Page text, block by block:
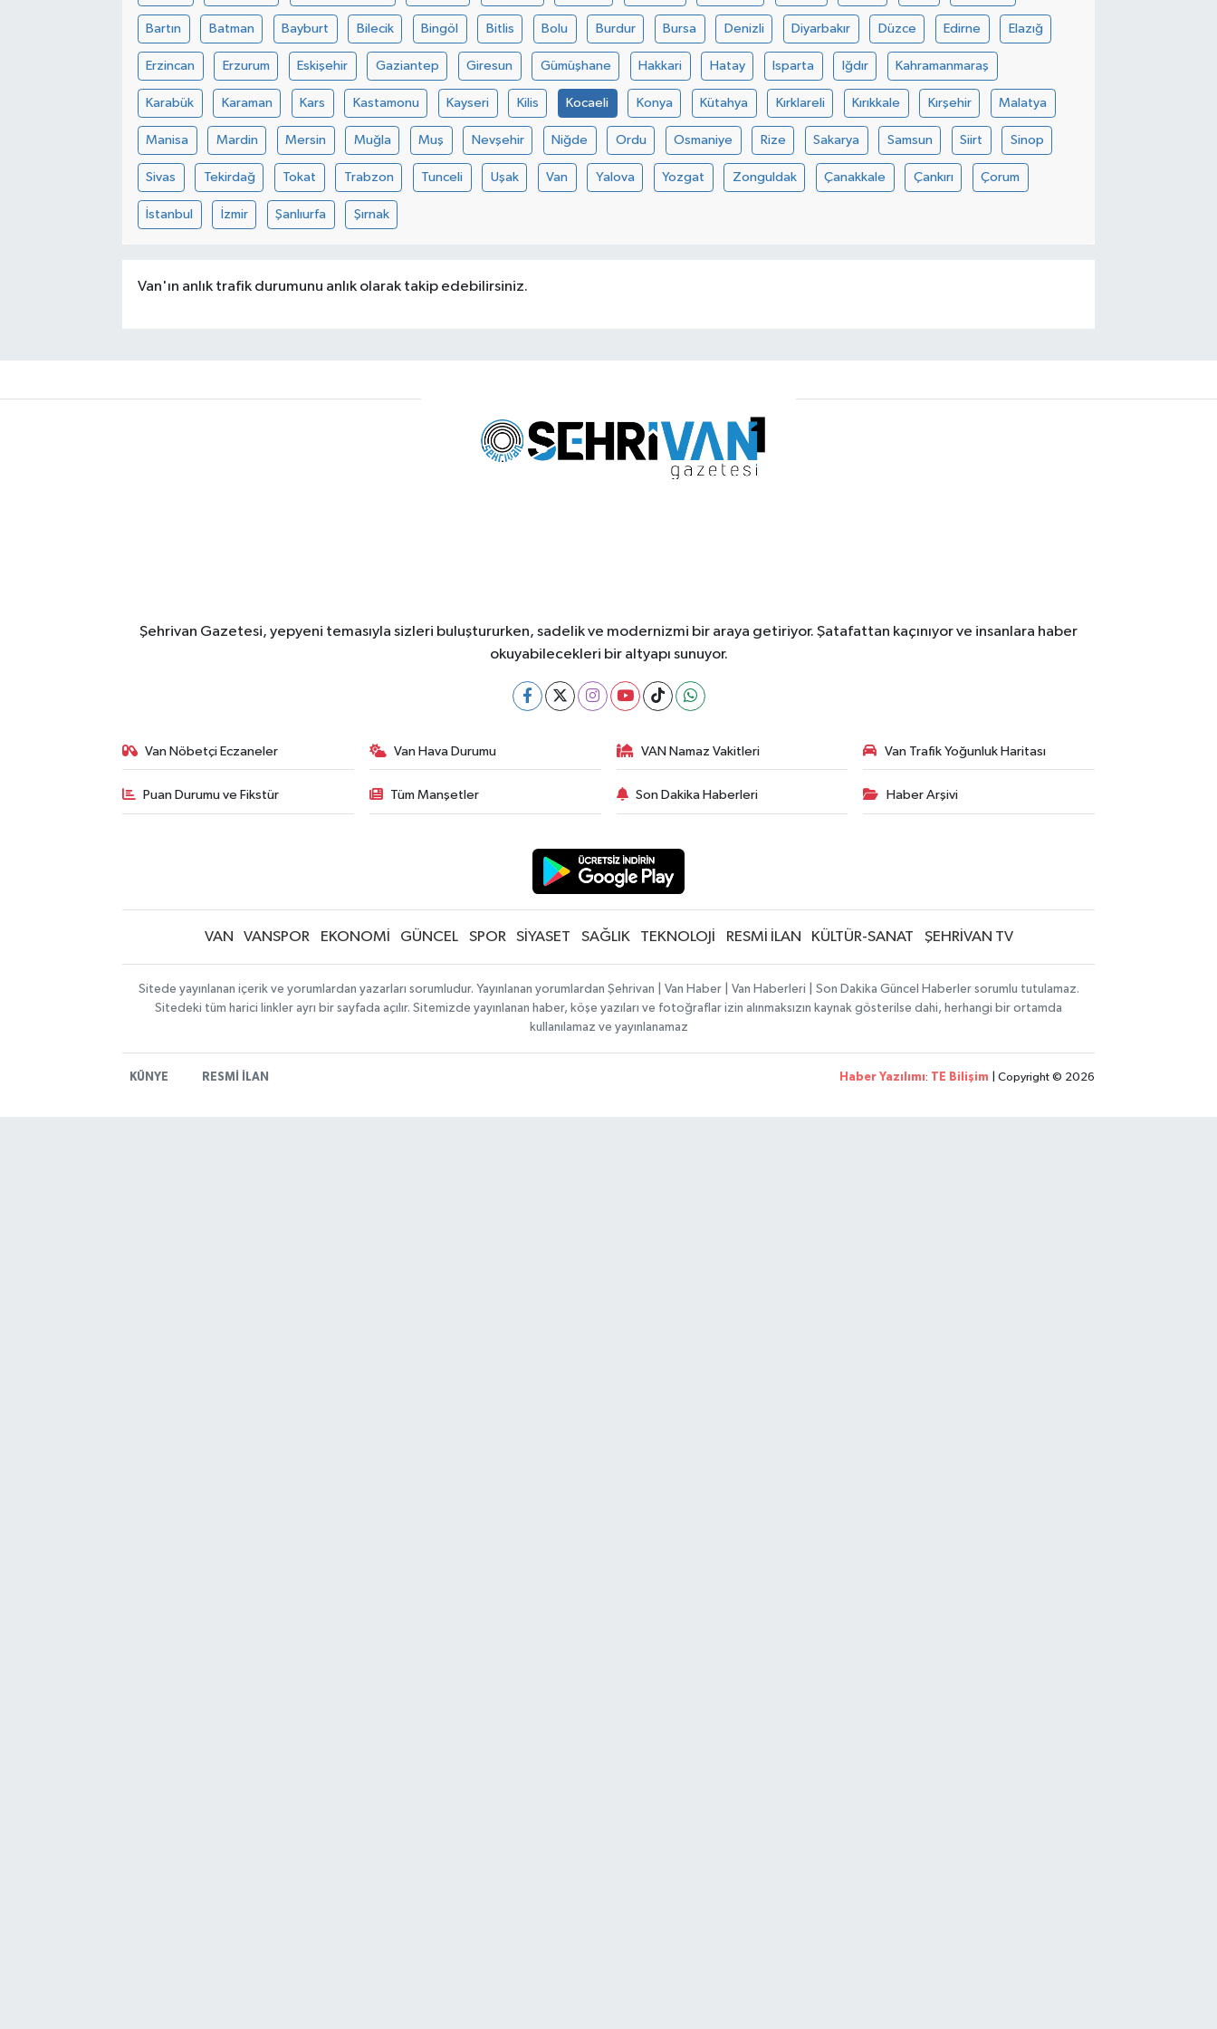
Bartın Batman Bayburt Bilecik Bingöl Bitlis Bolu Burdur Bursa Denizli Diyarbakır Düzce Edirne Elazığ
Erzincan Erzurum Eskişehir Gaziantep Giresun Gümüşhane Hakkari Hatay Isparta Iğdır Kahramanmaraş
Karabük Karaman Kars Kastamonu Kayseri Kilis Kocaeli Konya Kütahya Kırklareli Kırıkkale Kırşehir Malatya
Manisa Mardin Mersin Muğla Muş Nevşehir Niğde Ordu Osmaniye Rize Sakarya Samsun Siirt Sinop
Sivas Tekirdağ Tokat Trabzon Tunceli Uşak Van Yalova Yozgat Zonguldak Çanakkale Çankırı Çorum
İstanbul İzmir Şanlıurfa Şırnak
Van'ın anlık trafik durumunu anlık olarak takip edebilirsiniz.
Şehrivan Gazetesi, yepyeni temasıyla sizleri buluştururken, sadelik ve modernizmi bir araya getiriyor. Şatafattan kaçınıyor ve insanlara haber
okuyabilecekleri bir altyapı sunuyor.
Van Nöbetçi Eczaneler Van Hava Durumu VAN Namaz Vakitleri Van Trafik Yoğunluk Haritası
Puan Durumu ve Fikstür Tüm Manşetler Son Dakika Haberleri Haber Arşivi
VAN VANSPOR EKONOMİ GÜNCEL SPOR SİYASET SAĞLIK TEKNOLOJİ RESMİ İLAN KÜLTÜR-SANAT ŞEHRİVAN TV
Sitede yayınlanan içerik ve yorumlardan yazarları sorumludur. Yayınlanan yorumlardan Şehrivan | Van Haber | Van Haberleri | Son Dakika Güncel Haberler sorumlu tutulamaz.
Sitedeki tüm harici linkler ayrı bir sayfada açılır. Sitemizde yayınlanan haber, köşe yazıları ve fotoğraflar izin alınmaksızın kaynak gösterilse dahi, herhangi bir ortamda
kullanılamaz ve yayınlanamaz
KÜNYE RESMİ İLAN Haber Yazılımı: TE Bilişim | Copyright © 2026